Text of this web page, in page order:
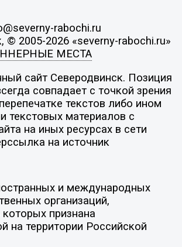
rabochi.ru
© 2005-2026 «severny-rabochi.ru»
МЕСТА
сайт Северодвинск. Позиция
совпадает с точкой зрения
текстов либо ином
текстовых материалов с
на иных ресурсах в сети
на источник
и международных
организаций,
признана
на территории Российской